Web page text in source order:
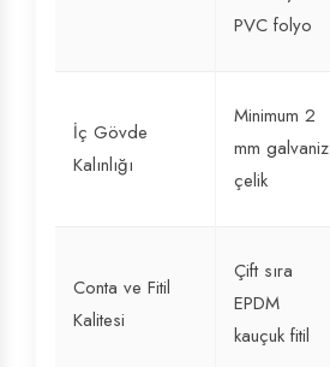
PVC folyo
İç Gövde
Kalınlığı
Minimum 2
mm galvaniz
çelik
Conta ve Fitil
Kalitesi
Çift sıra
EPDM
kauçuk fitil